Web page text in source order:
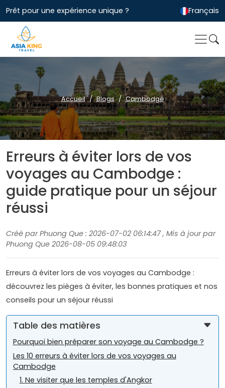
Prêt pour une expérience unique ? Français
Accueil Blogs Cambodge
Erreurs à éviter lors de vos
voyages au Cambodge :
guide pratique pour un séjour
réussi
Créé par Phuong Que : 2026-07-02 06:14:47 , Mis à jour par
Phuong Que 2026-08-05 09:48:03
Erreurs à éviter lors de vos voyages au Cambodge :
découvrez les pièges à éviter, les bonnes pratiques et nos
conseils pour un séjour réussi
Table des matières
Pourquoi bien préparer son voyage au Cambodge ?
Les 10 erreurs à éviter lors de vos voyages au
Cambodge
1. Ne visiter que les temples d'Angkor